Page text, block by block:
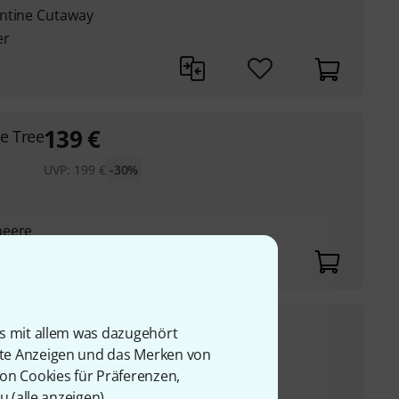
mit allem was dazugehört
Anzeigen und das Merken von
Cookies für Präferenzen,
Cutaway
Tree139€
UVP: 199 € -30%
€
219 € -29%